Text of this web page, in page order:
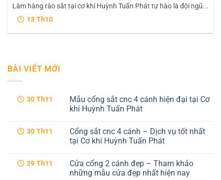
Làm hàng rào sắt tại cơ khí Huỳnh Tuấn Phát tự hào là đội ngũ...
13 Th10
BÀI VIẾT MỚI
30 Th11
Mẫu cổng sắt cnc 4 cánh hiện đại tại Cơ
khí Huỳnh Tuấn Phát
bình
luận
ở
sắt
cnc
4
30 Th11
Cổng sắt cnc 4 cánh – Dịch vụ tốt nhất
tại Cơ khí Huỳnh Tuấn Phát
bình
luận
ở
29 Th11
Cửa cổng 2 cánh đẹp – Tham khảo
những mẫu cửa đẹp nhất hiện nay